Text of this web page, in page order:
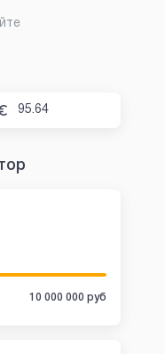
95.64
10 000 000 руб